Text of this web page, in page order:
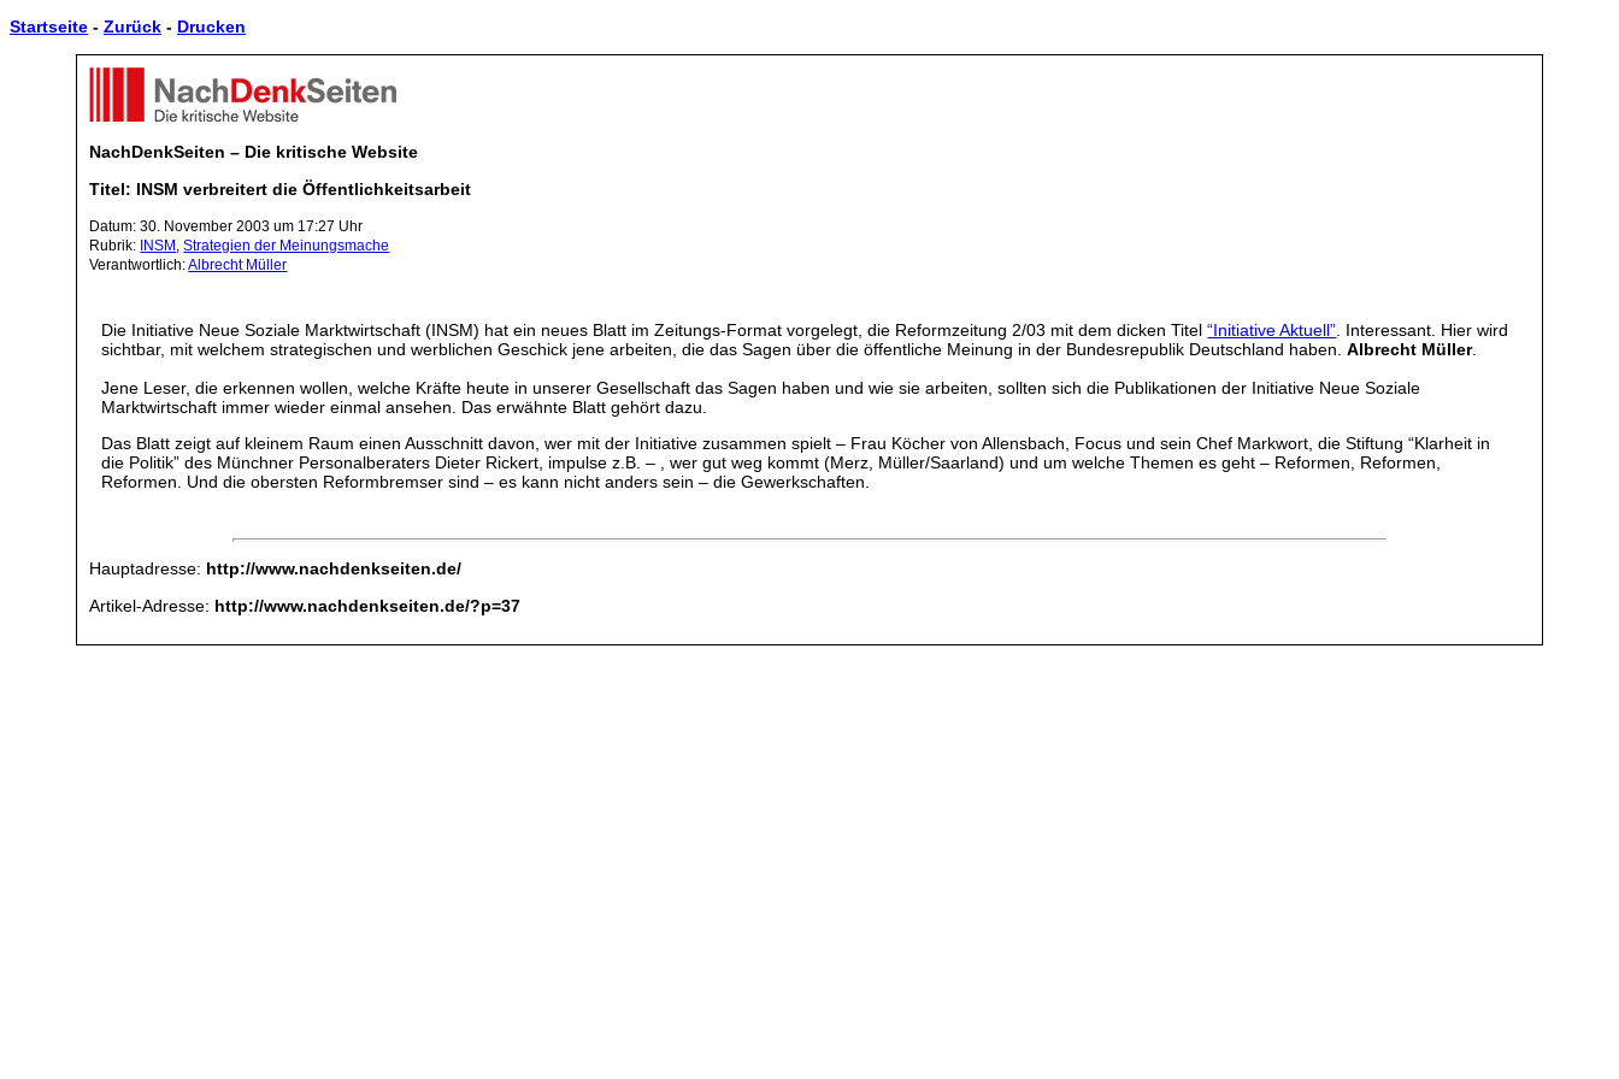
Startseite - Zurück - Drucken
NachDenkSeiten – Die kritische Website
Titel: INSM verbreitert die Öffentlichkeitsarbeit
Datum: 30. November 2003 um 17:27 Uhr
Rubrik: INSM ,Strategien der Meinungsmache
Verantwortlich:Albrecht Müller
Die Initiative Neue Soziale Marktwirtschaft (INSM) hat ein neues Blatt im Zeitungs-Format vorgelegt, die Reformzeitung 2/03 mit dem dicken Titel“Initiative Aktuell” . Interessant. Hier wird
sichtbar, mit welchem strategischen und werblichen Geschick jene arbeiten, die das Sagen über die öffentliche Meinung in der Bundesrepublik Deutschland haben.Albrecht Müller.
Jene Leser, die erkennen wollen, welche Kräfte heute in unserer Gesellschaft das Sagen haben und wie sie arbeiten, sollten sich die Publikationen der Initiative Neue Soziale
Marktwirtschaft immer wieder einmal ansehen. Das erwähnte Blatt gehört dazu.
Das Blatt zeigt auf kleinem Raum einen Ausschnitt davon, wer mit der Initiative zusammen spielt – Frau Köcher von Allensbach, Focus und sein Chef Markwort, die Stiftung “Klarheit in
die Politik” des Münchner Personalberaters Dieter Rickert, impulse z.B. – , wer gut weg kommt (Merz, Müller/Saarland) und um welche Themen es geht – Reformen, Reformen,
Reformen. Und die obersten Reformbremser sind – es kann nicht anders sein – die Gewerkschaften.
Hauptadresse: http://www.nachdenkseiten.de/
Artikel-Adresse: http://www.nachdenkseiten.de/?p=37